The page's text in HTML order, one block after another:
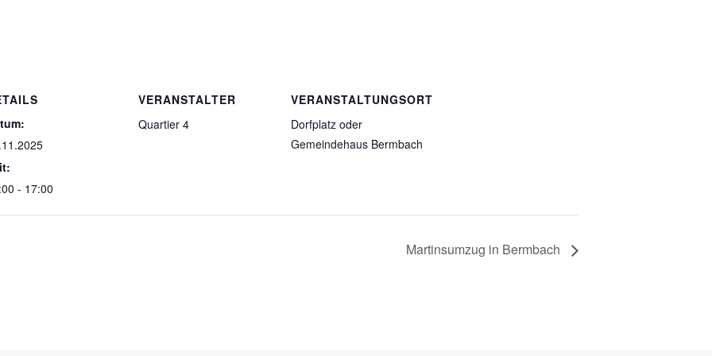
- 17:00
VERANSTALTER
Quartier 4
VERANSTALTUNGSORT
Dorfplatz oder
Gemeindehaus Bermbach
Martinsumzug in Bermbach